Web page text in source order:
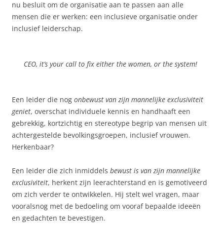
nu besluit om de organisatie aan te passen aan alle
mensen die er werken: een inclusieve organisatie onder
inclusief leiderschap.
CEO, it’s your call to fix either the women, or the system!
Een leider die nog onbewust van zijn mannelijke exclusiviteit
geniet, overschat individuele kennis en handhaaft een
gebrekkig, kortzichtig en stereotype begrip van mensen uit
achtergestelde bevolkingsgroepen, inclusief vrouwen.
Herkenbaar?
Een leider die zich inmiddels bewust is van zijn mannelijke
exclusiviteit, herkent zijn leerachterstand en is gemotiveerd
om zich verder te ontwikkelen. Hij stelt wel vragen, maar
vooralsnog met de bedoeling om vooraf bepaalde ideeën
en gedachten te bevestigen.